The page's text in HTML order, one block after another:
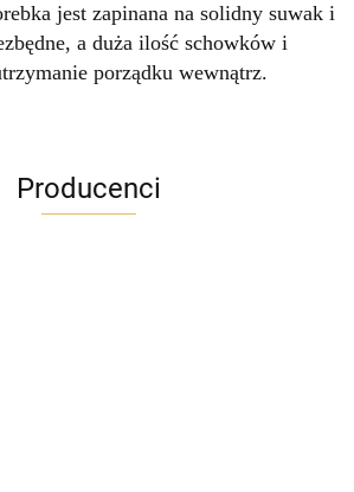
jest zapinana na solidny suwak i
a duża ilość schowków i
porządku wewnątrz.
Producenci